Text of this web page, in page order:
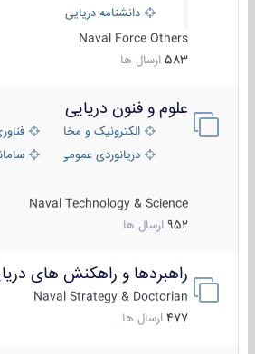
دانشنامه دریایی کپی
Naval Force Others
583 ارسال ها
علوم و فنون دریایی
الکترونیک و مخابرات دریاییفناوری
دریانوردی عمومی
سامانه
Naval Technology & Science
952 ارسال ها
راهبردها و راهکنش های
Naval Strategy & Doctorian
477 ارسال ها